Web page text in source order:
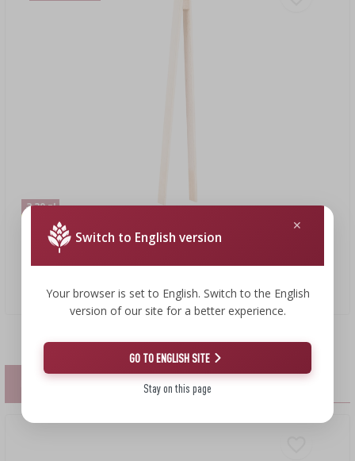
3,39 zł
2,60 zł
2,60 PLN/szt.
Switch to English version
Your browser is set to English. Switch to the English
version of our site for a better experience.
GO TO ENGLISH SITE
Stay on this page